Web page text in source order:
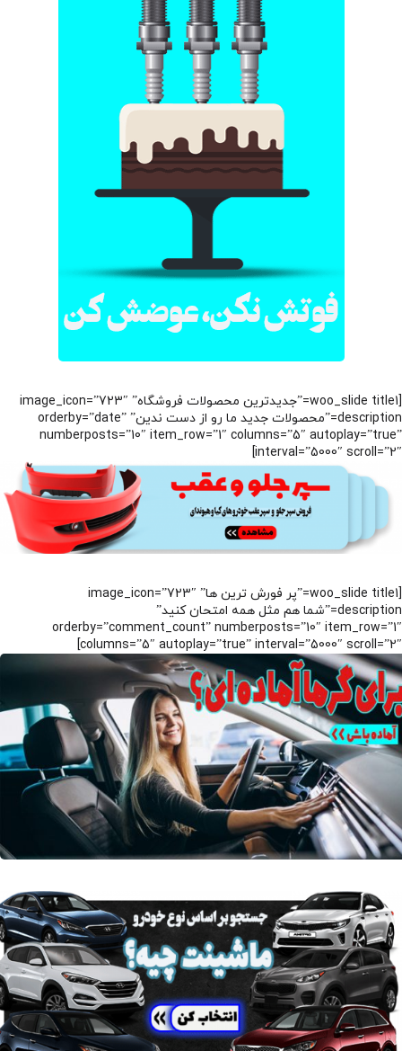
[woo_slide title1=”جدیدترین محصولات فروشگاه” image_icon=”723″
description=”محصولات جدید ما رو از دست ندین” orderby=”date”
numberposts=”10″ item_row=”1″ columns=”5″ autoplay=”true”
interval=”5000″ scroll=”2″]
[woo_slide title1=”پر فورش ترین ها” image_icon=”723″
description=”شما هم مثل همه امتحان کنید”
orderby=”comment_count” numberposts=”10″ item_row=”1″
columns=”5″ autoplay=”true” interval=”5000″ scroll=”2″]